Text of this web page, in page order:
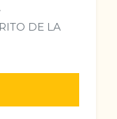
DE LA